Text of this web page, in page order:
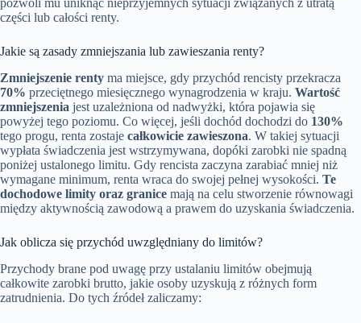
pozwoli mu uniknąć nieprzyjemnych sytuacji związanych z utratą
części lub całości renty.
Jakie są zasady zmniejszania lub zawieszania renty?
Zmniejszenie renty ma miejsce, gdy przychód rencisty przekracza
70% przeciętnego miesięcznego wynagrodzenia w kraju. Wartość
zmniejszenia jest uzależniona od nadwyżki, która pojawia się
powyżej tego poziomu. Co więcej, jeśli dochód dochodzi do 130%
tego progu, renta zostaje całkowicie zawieszona. W takiej sytuacji
wypłata świadczenia jest wstrzymywana, dopóki zarobki nie spadną
poniżej ustalonego limitu. Gdy rencista zaczyna zarabiać mniej niż
wymagane minimum, renta wraca do swojej pełnej wysokości. Te
dochodowe limity oraz granice mają na celu stworzenie równowagi
między aktywnością zawodową a prawem do uzyskania świadczenia.
Jak oblicza się przychód uwzględniany do limitów?
Przychody brane pod uwagę przy ustalaniu limitów obejmują
całkowite zarobki brutto, jakie osoby uzyskują z różnych form
zatrudnienia. Do tych źródeł zaliczamy: